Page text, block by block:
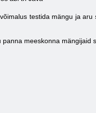
testida mängu ja
meeskonna mängijaid